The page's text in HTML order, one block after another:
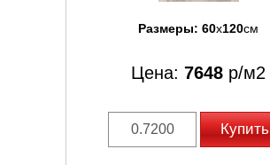
Размеры: 60x120см
Цена: 7648 р/м2
Купить